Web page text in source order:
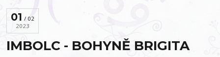
01
02
2023
IMBOLC - BOHYNĚ BRIGITA